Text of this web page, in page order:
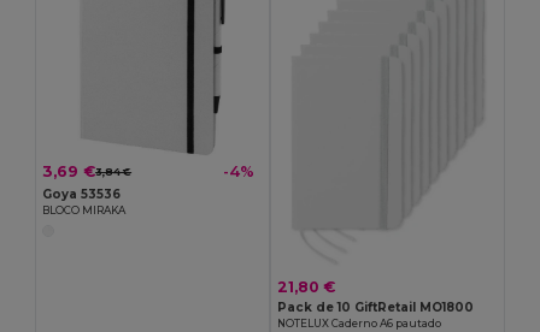
3,69 €3,84 € -4%
Goya 53536
BLOCO MIRAKA
21,80 €
Pack de 10 GiftRetail MO1800
NOTELUX Caderno A6 pautado